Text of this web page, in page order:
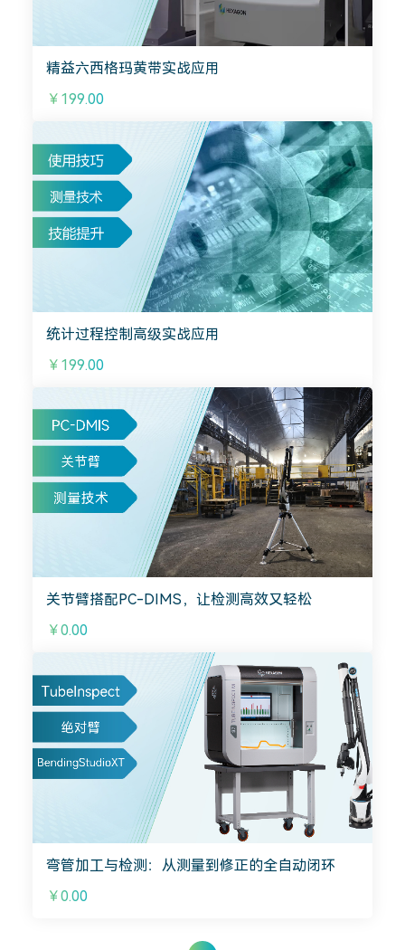
精益六西格玛黄带实战应用
￥199.00
统计过程控制高级实战应用
￥199.00
关节臂搭配PC-DIMS，让检测高效又轻松
￥0.00
弯管加工与检测：从测量到修正的全自动闭环
￥0.00